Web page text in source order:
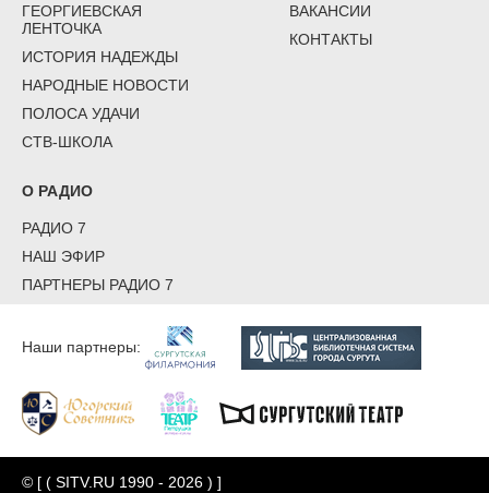
ГЕОРГИЕВСКАЯ
ЛЕНТОЧКА
ИСТОРИЯ НАДЕЖДЫ
НАРОДНЫЕ НОВОСТИ
ПОЛОСА УДАЧИ
СТВ-ШКОЛА
ВАКАНСИИ
КОНТАКТЫ
О РАДИО
РАДИО 7
НАШ ЭФИР
ПАРТНЕРЫ РАДИО 7
Наши партнеры:
© [ ( SITV.RU 1990 - 2026 ) ]